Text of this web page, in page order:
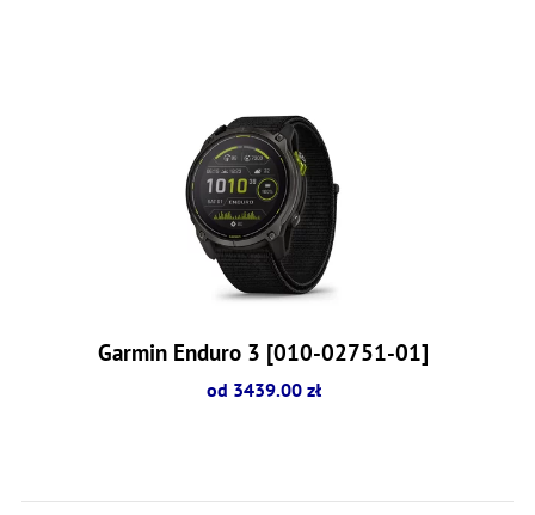
Garmin Enduro 3 [010-02751-01]
od 3439.00 zł